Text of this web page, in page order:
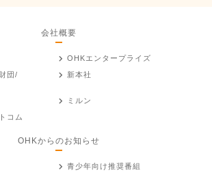
会社概要
OHKエンタープライズ
団/
新本社
ミルン
コム
OHKからのお知らせ
青少年向け推奨番組